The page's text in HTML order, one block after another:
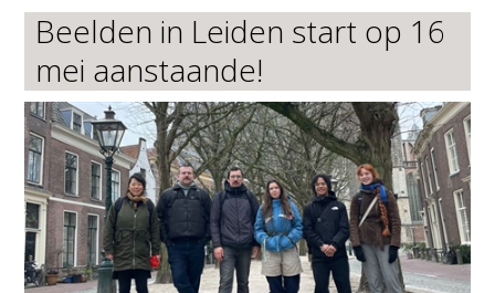
Beelden in Leiden start op 16
mei aanstaande!